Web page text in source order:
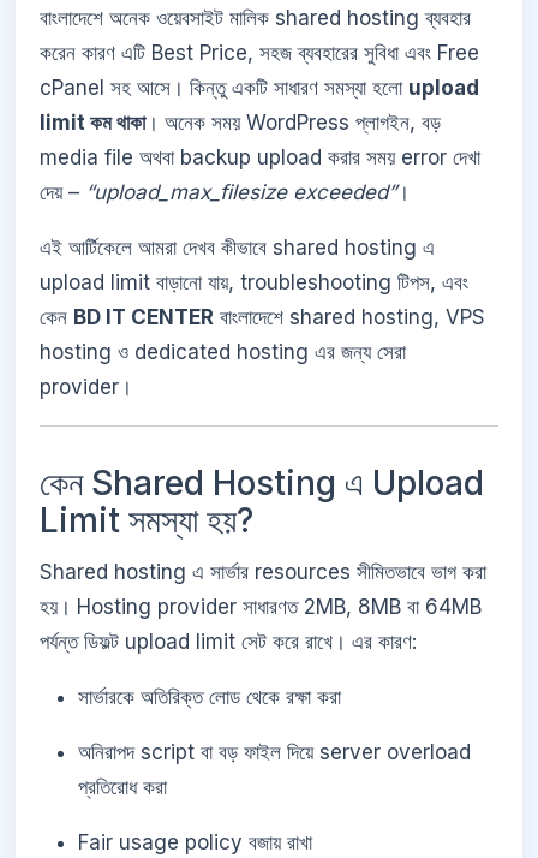
বাংলাদেশে অনেক ওয়েবসাইট মালিক shared hosting ব্যবহার
করেন কারণ এটি Best Price, সহজ ব্যবহারের সুবিধা এবং Free
cPanel সহ আসে। কিন্তু একটি সাধারণ সমস্যা হলো upload
limit কম থাকা। অনেক সময় WordPress প্লাগইন, বড়
media file অথবা backup upload করার সময় error দেখা
দেয় – “upload_max_filesize exceeded”।
এই আর্টিকেলে আমরা দেখব কীভাবে shared hosting এ
upload limit বাড়ানো যায়, troubleshooting টিপস, এবং
কেন BD IT CENTER বাংলাদেশে shared hosting, VPS
hosting ও dedicated hosting এর জন্য সেরা
provider।
কেন Shared Hosting এ Upload
Limit সমস্যা হয়?
Shared hosting এ সার্ভার resources সীমিতভাবে ভাগ করা
হয়। Hosting provider সাধারণত 2MB, 8MB বা 64MB
পর্যন্ত ডিফল্ট upload limit সেট করে রাখে। এর কারণ:
সার্ভারকে অতিরিক্ত লোড থেকে রক্ষা করা
অনিরাপদ script বা বড় ফাইল দিয়ে server overload
প্রতিরোধ করা
Fair usage policy বজায় রাখা